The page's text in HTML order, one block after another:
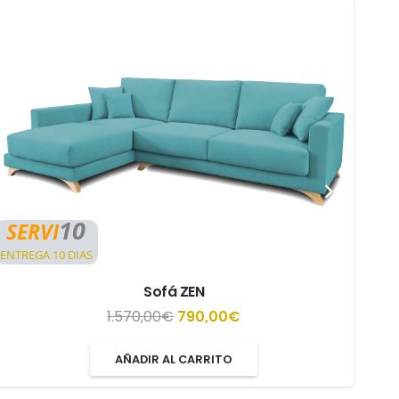
SERVI10
ENTREGA 10 DIAS
Sofá ZEN
1.570,00€ El
original
790,00€
AÑADIR AL CARRITO